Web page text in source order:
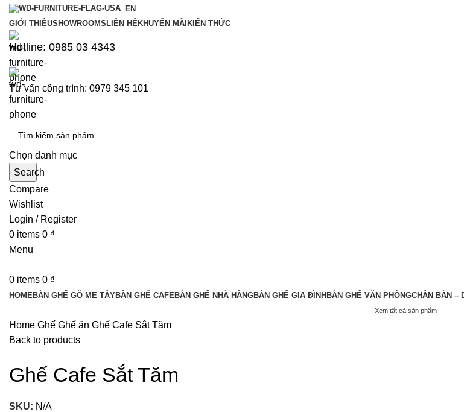
EN
GIỚI THIỆUSHOWROOMS LIÊN HỆKHUYẾN MÃI KIẾN THỨC
Hotline: 0985 03 4343
Tư vấn công trình: 0979 345 101
Chọn danh mục
Search
Compare
Wishlist
Login / Register
0 items 0 ₫
Menu
0 items 0 ₫
HOMEBÀN GHẾ GỖ ME TÂYBÀN GHẾ CAFEBÀN GHẾ NHÀ HÀNGBÀN GHẾ GIA ĐÌNH BÀN GHẾ VĂN PHÒNGCHÂN BÀN –
Xem tất cả sản phẩm
Home Ghế Ghế ăn Ghế Cafe Sắt Tăm
Back to products
Ghế Cafe Sắt Tăm
SKU: N/A